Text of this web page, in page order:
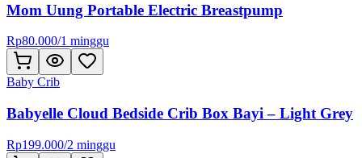
Mom Uung Portable Electric Breastpump
Rp80.000/1 minggu
Baby Crib
Babyelle Cloud Bedside Crib Box Bayi – Light Grey
Rp199.000/2 minggu